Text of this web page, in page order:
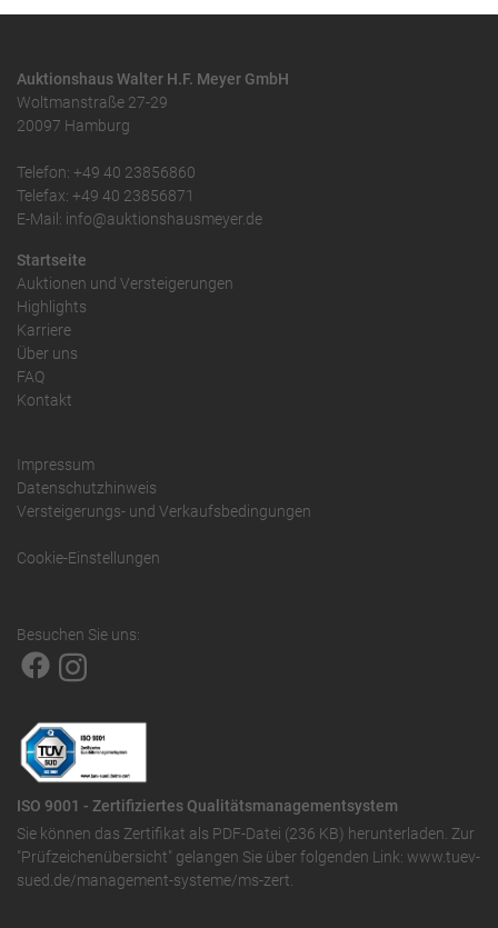
Auktionshaus Walter H.F. Meyer GmbH
Woltmanstraße 27-29
20097 Hamburg
Telefon: +49 40 23856860
Telefax: +49 40 23856871
E-Mail: info@auktionshausmeyer.de
Startseite
Auktionen und Versteigerungen
Highlights
Karriere
Über uns
FAQ
Kontakt
Impressum
Datenschutzhinweis
Versteigerungs- und Verkaufsbedingungen
Cookie-Einstellungen
Besuchen Sie uns:
ISO 9001 - Zertifiziertes Qualitätsmanagementsystem
Sie können das Zertifikat als PDF-Datei (236 KB) herunterladen. Zur
"Prüfzeichenübersicht" gelangen Sie über folgenden Link: www.tuev-
sued.de/management-systeme/ms-zert